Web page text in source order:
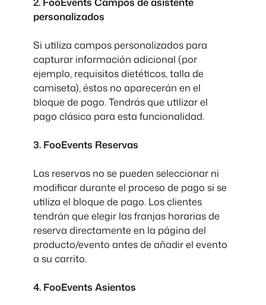
personalizados
Si utiliza campos personalizados para
capturar información adicional (por
ejemplo, requisitos dietéticos, talla de
camiseta), éstos no aparecerán en el
bloque de pago. Tendrás que utilizar el
pago clásico para esta funcionalidad.
3. FooEvents Reservas
Las reservas no se pueden seleccionar ni
modificar durante el proceso de pago si se
utiliza el bloque de pago. Los clientes
tendrán que elegir las franjas horarias de
reserva directamente en la página del
producto/evento antes de añadir el evento
a su carrito.
4. FooEvents Asientos